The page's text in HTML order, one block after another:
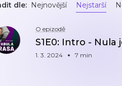
dle: Nejnovější Nejstarší
O epizodě
S1E0: Intro - Nula
1. 3. 2024 7 min